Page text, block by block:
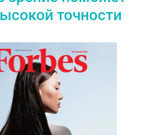
точности